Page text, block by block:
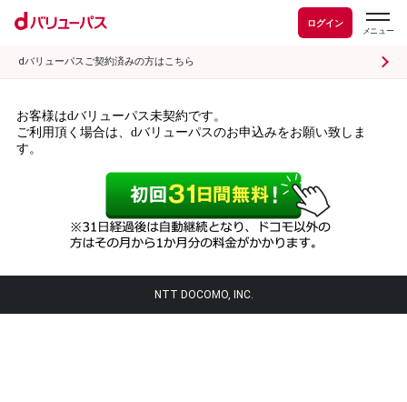
ログイン
dバリューパスご契約済みの方はこちら
お客様はdバリューパス未契約です。
ご利用頂く場合は、dバリューパスのお申込みをお願い致しま
す。
NTT DOCOMO, INC.